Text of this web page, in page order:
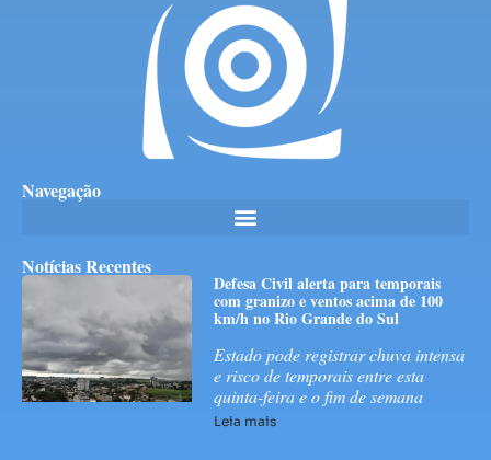
Navegação
Notícias Recentes
Defesa Civil alerta para temporais
com granizo e ventos acima de 100
km/h no Rio Grande do Sul
Estado pode registrar chuva intensa
e risco de temporais entre esta
quinta-feira e o fim de semana
Leia mais